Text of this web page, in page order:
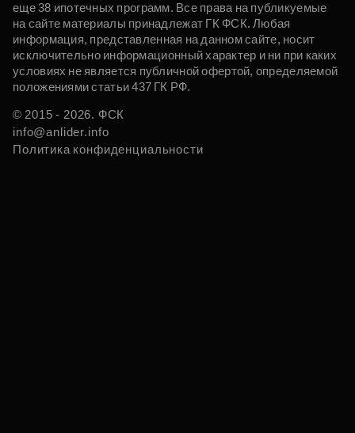
еще 38 ипотечных программ. Все права на публикуемые
на сайте материалы принадлежат ГК ФСК. Любая
информация, представленная на данном сайте, носит
исключительно информационный характер и ни при каких
условиях не является публичной офертой, определяемой
положениями статьи 437 ГК РФ.
© 2015 - 2026. ФСК
info@anlider.info
Политика конфиденциальности